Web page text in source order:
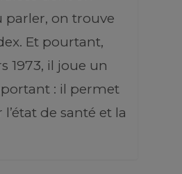
parler, on trouve
Et pourtant,
1973, il joue un
: il permet
de santé et la